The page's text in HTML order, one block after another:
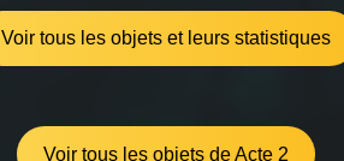
Voir tous les objets et leurs statistiques
Voir tous les objets de Acte 2